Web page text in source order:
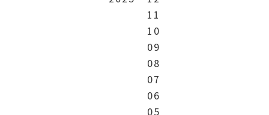
11
10
09
08
07
06
05